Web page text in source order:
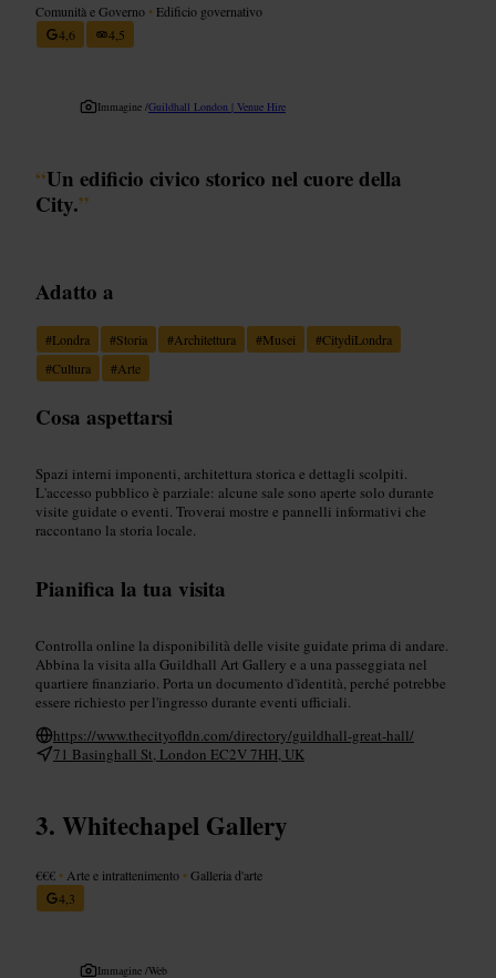
Comunità e Governo • Edificio governativo
4,6
4,5
Immagine /Guildhall London | Venue Hire
“Un edificio civico storico nel cuore della
City.”
Adatto a
#Londra #Storia #Architettura #Musei #CitydiLondra
#Cultura #Arte
Cosa aspettarsi
Spazi interni imponenti, architettura storica e dettagli scolpiti.
L'accesso pubblico è parziale: alcune sale sono aperte solo durante
visite guidate o eventi. Troverai mostre e pannelli informativi che
raccontano la storia locale.
Pianifica la tua visita
Controlla online la disponibilità delle visite guidate prima di andare.
Abbina la visita alla Guildhall Art Gallery e a una passeggiata nel
quartiere finanziario. Porta un documento d'identità, perché potrebbe
essere richiesto per l'ingresso durante eventi ufficiali.
https://www.thecityofldn.com/directory/guildhall-great-hall/
71 Basinghall St, London EC2V 7HH, UK
Whitechapel Gallery
€€€ • Arte e intrattenimento •Galleria d'arte
4,3
Immagine /Web